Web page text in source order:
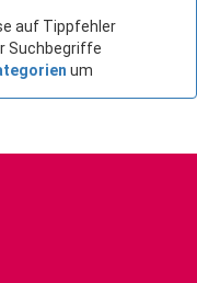
auf Tippfehler
Suchbegriffe
um